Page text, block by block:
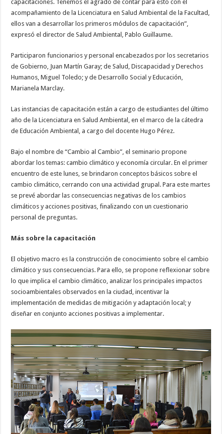
capacitaciones. Tenemos el agrado de contar para esto con el
acompañamiento de la Licenciatura en Salud Ambiental de la Facultad,
ellos van a desarrollar los primeros módulos de capacitación”,
expresó el director de Salud Ambiental, Pablo Guillaume.
Participaron funcionarios y personal encabezados por los secretarios
de Gobierno, Juan Martín Garay; de Salud, Discapacidad y Derechos
Humanos, Miguel Toledo; y de Desarrollo Social y Educación,
Marianela Marclay.
Las instancias de capacitación están a cargo de estudiantes del último
año de la Licenciatura en Salud Ambiental, en el marco de la cátedra
de Educación Ambiental, a cargo del docente Hugo Pérez.
Bajo el nombre de “Cambio al Cambio”, el seminario propone
abordar los temas: cambio climático y economía circular. En el primer
encuentro de este lunes, se brindaron conceptos básicos sobre el
cambio climático, cerrando con una actividad grupal. Para este martes
se prevé abordar las consecuencias negativas de los cambios
climáticos y acciones positivas, finalizando con un cuestionario
personal de preguntas.
Más sobre la capacitación
El objetivo macro es la construcción de conocimiento sobre el cambio
climático y sus consecuencias. Para ello, se propone reflexionar sobre
lo que implica el cambio climático, analizar los principales impactos
socioambientales observados en la ciudad, incentivar la
implementación de medidas de mitigación y adaptación local; y
diseñar en conjunto acciones positivas a implementar.